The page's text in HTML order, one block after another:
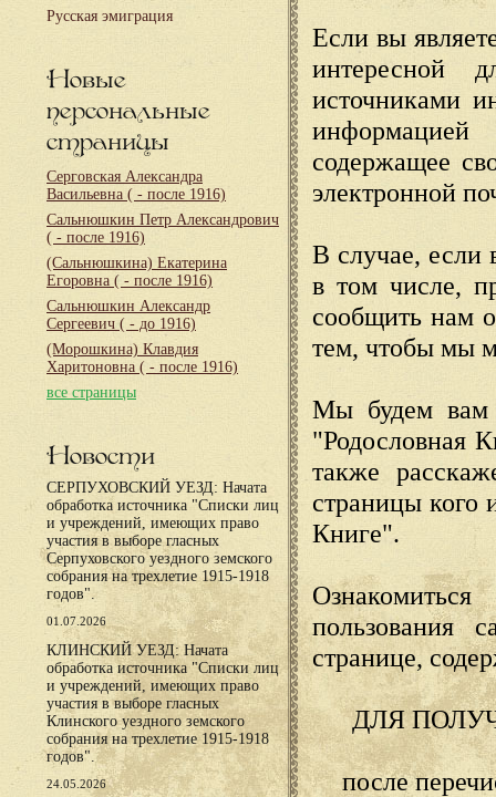
Русская эмиграция
Новые
персональные
страницы
Серговская Александра
Васильевна ( - после 1916)
Сальнюшкин Петр Александрович
( - после 1916)
(Сальнюшкина) Екатерина
Егоровна ( - после 1916)
Сальнюшкин Александр
Сергеевич ( - до 1916)
(Морошкина) Клавдия
Харитоновна ( - после 1916)
все страницы
Новости
СЕРПУХОВСКИЙ УЕЗД: Начата
обработка источника "Списки лиц
и учреждений, имеющих право
участия в выборе гласных
Серпуховского уездного земского
собрания на трехлетие 1915-1918
годов".
01.07.2026
КЛИНСКИЙ УЕЗД: Начата
обработка источника "Списки лиц
и учреждений, имеющих право
участия в выборе гласных
Клинского уездного земского
собрания на трехлетие 1915-1918
годов".
24.05.2026
Если вы
интересной
источниками
содержащее
электронной
В случае, если
в том числе,
сообщить нам
тем, чтобы мы
Мы будем вам
"Родословная
также
страницы кого
Книге".
пользования
странице,
ДЛЯ
после